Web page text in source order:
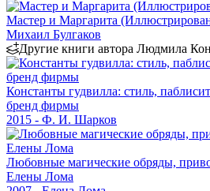
Мастер и Маргарита
Михаил Булгаков
Другие книги автора Людмила
Константы гудвилла: стиль,
бренд фирмы
2015 - Ф. И. Шарков
Любовные магические обряды,
Елены Лома